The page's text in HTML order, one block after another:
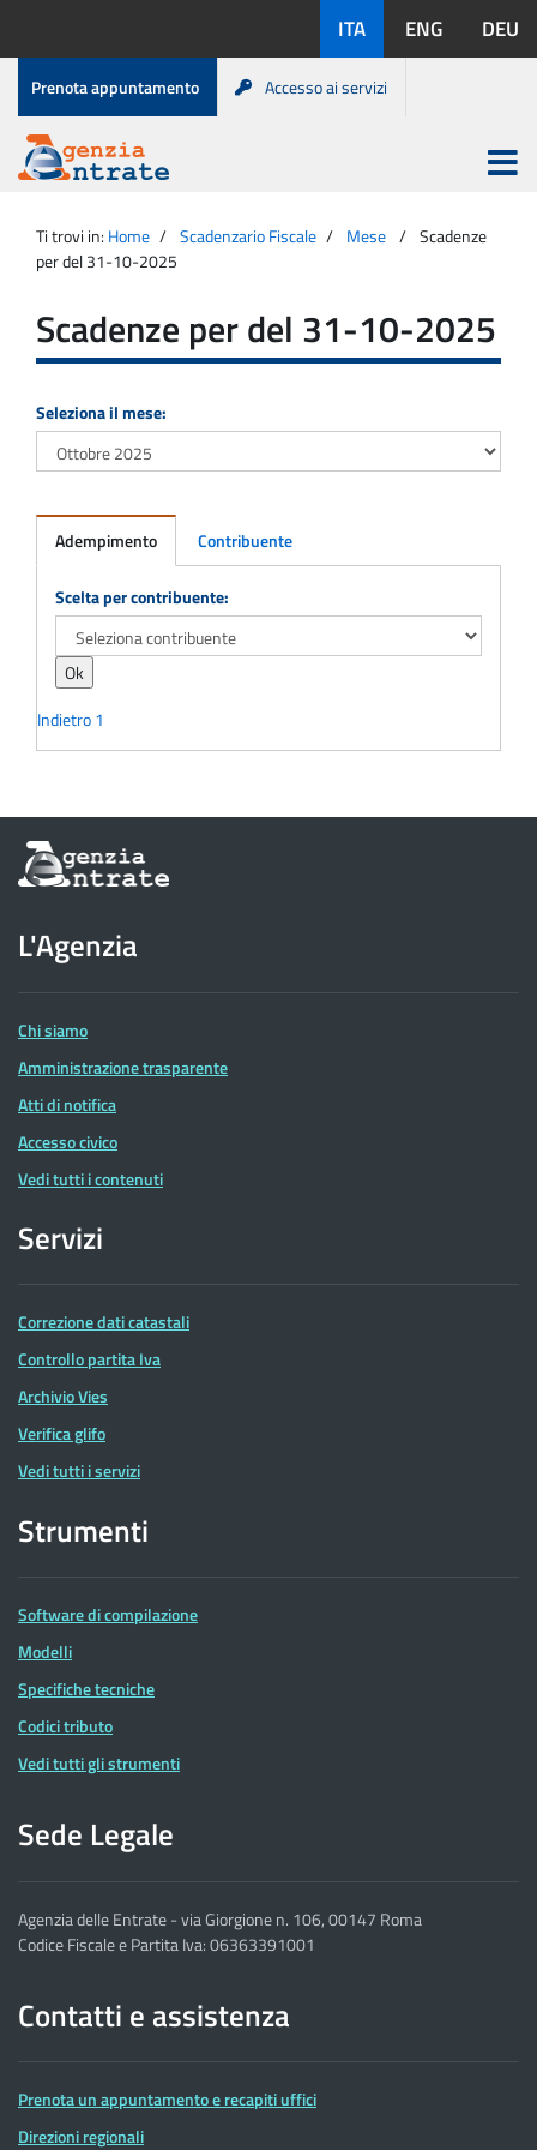
contenuto
disponibili:
ITA ENG DEU
Menu
di
servizio
Prenota appuntamento Accesso ai servizi
Agenzia
Entrate
Apri
menu
principale
Ti trovi in: Home Scadenzario Fiscale Mese
Scadenze
per del 31-10-2025
Scadenze per del 31-10-2025
Seleziona il mese:
Adempimento Contribuente
Adempimento
Scelta per contribuente:
Indietro1
Informazioni
sul
dell'Agenzia
delle
Entrate
L'Agenzia
Chi siamo
Amministrazione trasparente
Atti di notifica
Accesso civico
Vedi tutti i contenuti
Servizi
Correzione dati catastali
Controllo partita Iva
Archivio Vies
Verifica glifo
Vedi tutti i servizi
Strumenti
Software di compilazione
Modelli
Specifiche tecniche
Codici tributo
Vedi tutti gli strumenti
Sede Legale
Agenzia delle Entrate - via Giorgione n. 106, 00147 Roma
Codice Fiscale e Partita Iva: 06363391001
Contatti e assistenza
Prenota un appuntamento e recapiti uffici
Direzioni regionali